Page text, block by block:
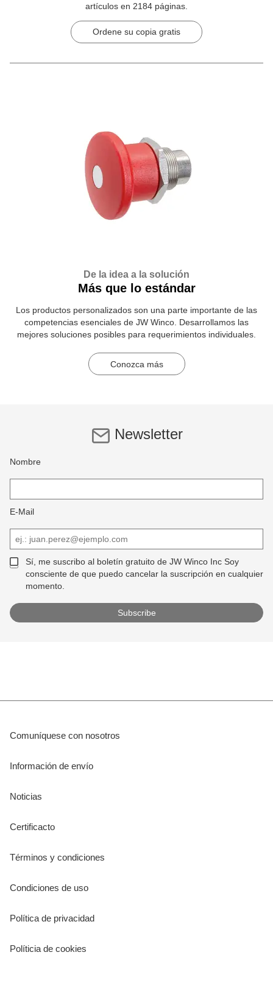
artículos en 2184 páginas.
Ordene su copia gratis
De la idea a la solución
Más que lo estándar
Los productos personalizados son una parte importante de las
competencias esenciales de JW Winco. Desarrollamos las
mejores soluciones posibles para requerimientos individuales.
Conozca más
Newsletter
Nombre
E-Mail
Sí, me suscribo al boletín gratuito de JW Winco Inc Soy
consciente de que puedo cancelar la suscripción en cualquier
momento.
Comuníquese con nosotros
Información de envío
Noticias
Certificacto
Términos y condiciones
Condiciones de uso
Política de privacidad
Políticia de cookies